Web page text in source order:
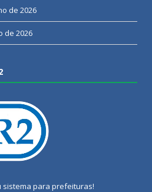
de 2026
de 2026
sistema para prefeituras!